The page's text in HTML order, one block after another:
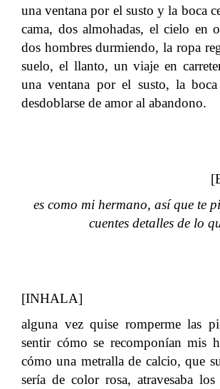
una ventana por el susto y la boca
cama, dos almohadas, el cielo en
dos hombres durmiendo, la ropa
suelo, el llanto, un viaje en
una ventana por el susto, la
desdoblarse de amor al abandono.
es como mi hermano, así que te
cuentes detalles de lo
[INHALA]
alguna vez quise romperme las
sentir cómo se recomponían mis
cómo una metralla de calcio, que
sería de color rosa, atravesaba